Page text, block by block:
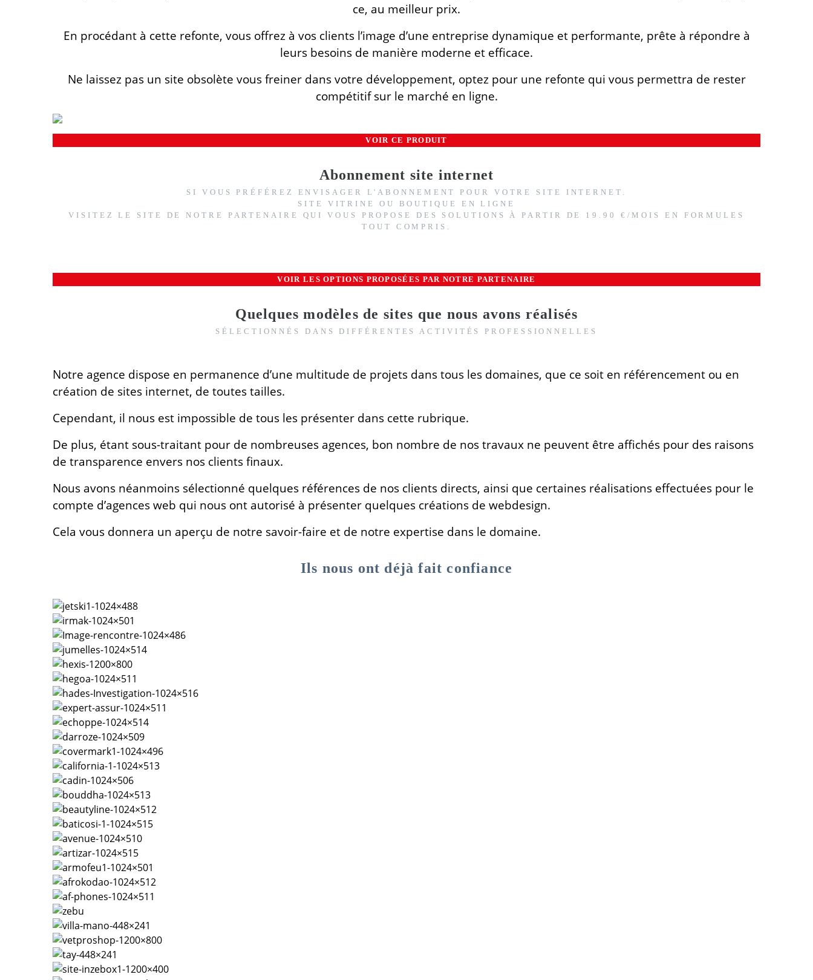
ce, au meilleur prix.
En procédant à cette refonte, vous offrez à vos clients l’image d’une entreprise dynamique et performante, prête à répondre à
leurs besoins de manière moderne et efficace.
Ne laissez pas un site obsolète vous freiner dans votre développement, optez pour une refonte qui vous permettra de rester
compétitif sur le marché en ligne.
VOIR CE PRODUIT
Abonnement site internet
SI VOUS PRÉFÉREZ ENVISAGER L'ABONNEMENT POUR VOTRE SITE INTERNET.
SITE VITRINE OU BOUTIQUE EN LIGNE
VISITEZ LE SITE DE NOTRE PARTENAIRE QUI VOUS PROPOSE DES SOLUTIONS À PARTIR DE 19.90 €/MOIS EN FORMULES
TOUT COMPRIS.
VOIR LES OPTIONS PROPOSÉES PAR NOTRE PARTENAIRE
Quelques modèles de sites que nous avons réalisés
SÉLECTIONNÉS DANS DIFFÉRENTES ACTIVITÉS PROFESSIONNELLES
Notre agence dispose en permanence d’une multitude de projets dans tous les domaines, que ce soit en référencement ou en
création de sites internet, de toutes tailles.
Cependant, il nous est impossible de tous les présenter dans cette rubrique.
De plus, étant sous-traitant pour de nombreuses agences, bon nombre de nos travaux ne peuvent être affichés pour des raisons
de transparence envers nos clients finaux.
Nous avons néanmoins sélectionné quelques références de nos clients directs, ainsi que certaines réalisations effectuées pour le
compte d’agences web qui nous ont autorisé à présenter quelques créations de webdesign.
Cela vous donnera un aperçu de notre savoir-faire et de notre expertise dans le domaine.
Ils nous ont déjà fait confiance